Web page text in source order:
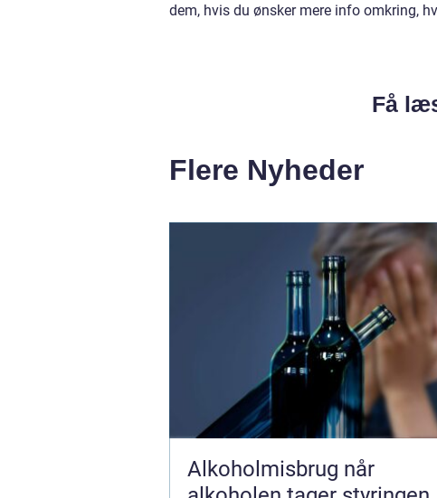
dem, hvis du ønsker mere info omkring,
Få
Flere Nyheder
Alkoholmisbrug når